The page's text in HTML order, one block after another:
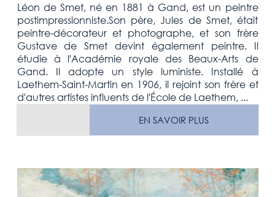
Léon de Smet, né en 1881 à Gand, est un peintre
postimpressionniste.Son père, Jules de Smet, était
peintre-décorateur et photographe, et son frère
Gustave de Smet devint également peintre. Il
étudie à l'Académie royale des Beaux-Arts de
Gand. Il adopte un style luministe. Installé à
Laethem-Saint-Martin en 1906, il rejoint son frère et
d'autres artistes influents de l'École de Laethem, ...
EN SAVOIR PLUS